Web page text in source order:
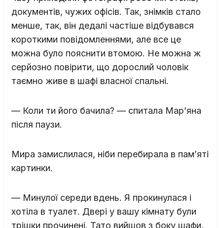
документів, чужих офісів. Так, знімків стало
менше, так, він дедалі частіше відбувався
короткими повідомленнями, але все це
можна було пояснити втомою. Не можна ж
серйозно повірити, що дорослий чоловік
таємно живе в шафі власної спальні.
— Коли ти його бачила? — спитала Мар’яна
після паузи.
Мира замислилася, ніби перебирала в пам’яті
картинки.
— Минулої середи вдень. Я прокинулася і
хотіла в туалет. Двері у вашу кімнату були
трішки прочинені. Тато вийшов з боку шафи,